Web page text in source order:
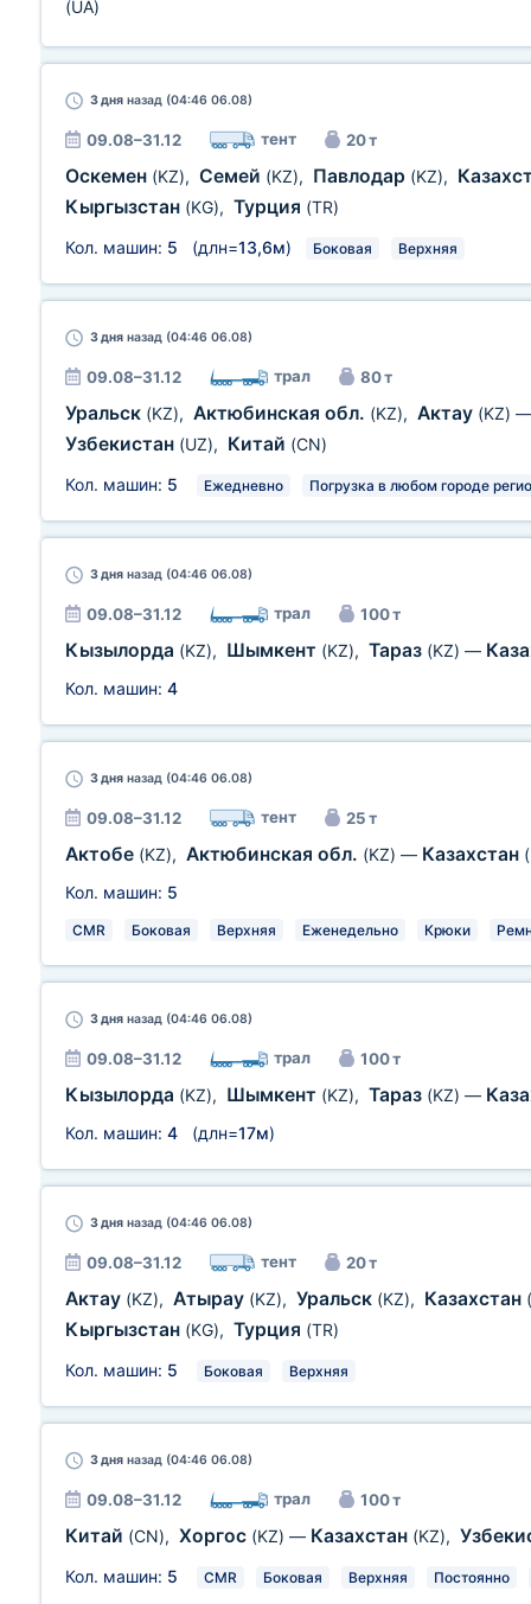
(UA)
3 дня назад (04:46 06.08)
09.08–31.12 тент 20 т
Оскемен (KZ), Семей (KZ), Павлодар (KZ),
Кыргызстан (KG), Турция (TR)
Кол. машин: 5 (длн=13,6м) Боковая Верхняя
3 дня назад (04:46 06.08)
09.08–31.12 трал 80 т
Уральск (KZ), Актюбинская обл. (KZ), Актау (KZ)
Узбекистан (UZ), Китай (CN)
Кол. машин: 5 Ежедневно Погрузка в любом городе
3 дня назад (04:46 06.08)
09.08–31.12 трал 100 т
Кызылорда (KZ), Шымкент (KZ), Тараз (KZ) —
Кол. машин: 4
3 дня назад (04:46 06.08)
09.08–31.12 тент 25 т
Актобе (KZ), Актюбинская обл. (KZ) — Казахстан
Кол. машин: 5
CMR Боковая Верхняя Еженедельно Крюки
3 дня назад (04:46 06.08)
09.08–31.12 трал 100 т
Кызылорда (KZ), Шымкент (KZ), Тараз (KZ) —
Кол. машин: 4 (длн=17м)
3 дня назад (04:46 06.08)
09.08–31.12 тент 20 т
Актау (KZ), Атырау (KZ), Уральск (KZ), Казахстан
Кыргызстан (KG), Турция (TR)
Кол. машин: 5 Боковая Верхняя
3 дня назад (04:46 06.08)
09.08–31.12 трал 100 т
Китай (CN), Хоргос (KZ) — Казахстан (KZ),
Кол. машин: 5 CMR Боковая Верхняя Постоянно